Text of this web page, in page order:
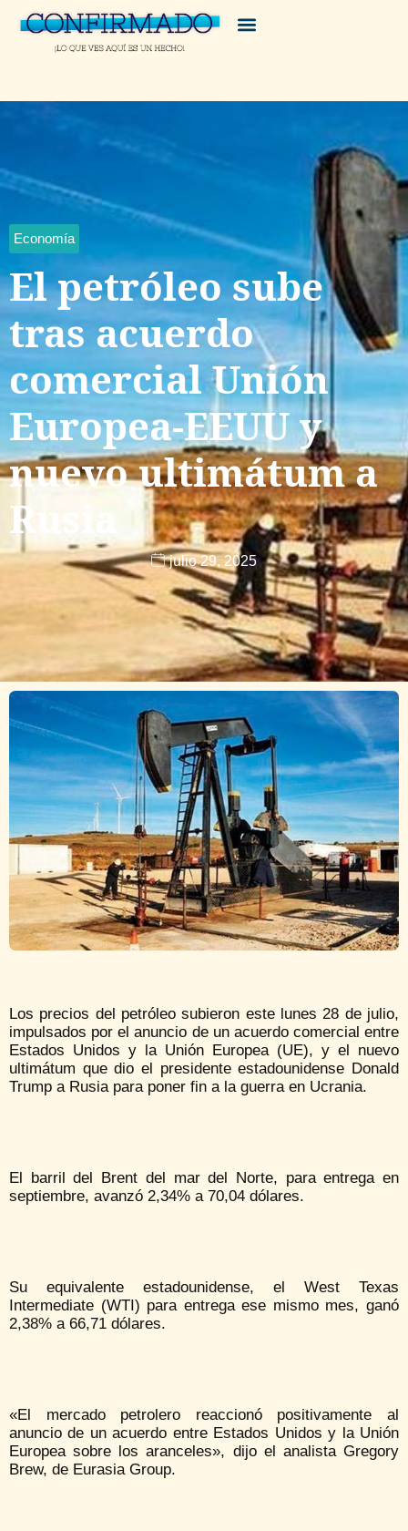
Economía
El petróleo sube
tras acuerdo
comercial Unión
Europea-EEUU y
nuevo ultimátum a
Rusia
julio 29, 2025
Los precios del petróleo subieron este lunes 28 de julio,
impulsados por el anuncio de un acuerdo comercial entre
Estados Unidos y la Unión Europea (UE), y el nuevo
ultimátum que dio el presidente estadounidense Donald
Trump a Rusia para poner fin a la guerra en Ucrania.
El barril del Brent del mar del Norte, para entrega en
septiembre, avanzó 2,34% a 70,04 dólares.
Su equivalente estadounidense, el West Texas
Intermediate (WTI) para entrega ese mismo mes, ganó
2,38% a 66,71 dólares.
«El mercado petrolero reaccionó positivamente al
anuncio de un acuerdo entre Estados Unidos y la Unión
Europea sobre los aranceles», dijo el analista Gregory
Brew, de Eurasia Group.